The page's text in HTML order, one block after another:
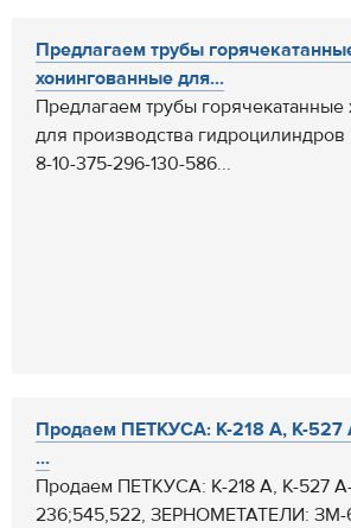
Предлагаем трубы
хонингованные для...
Предлагаем трубы
для производства гидроцилиндров
8-10-375-296-130-586...
Продаем ПЕТКУСА: К-218 А, К-527
...
Продаем ПЕТКУСА: К-218 А, К-527
236;545,522, ЗЕРНОМЕТАТЕЛИ: